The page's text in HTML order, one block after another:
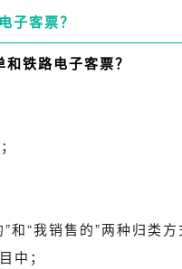
电子客票？
铁路电子客票？
和“我销售的”两种归类方
中；